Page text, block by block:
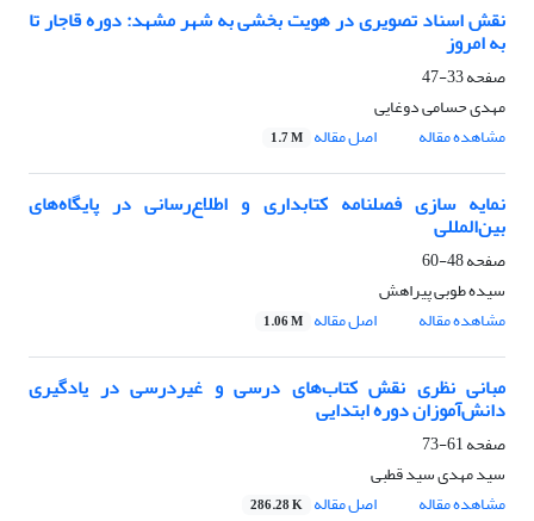
نقش اسناد تصویری در هویت بخشی به شهر مشهد: دوره قاجار تا
به امروز
صفحه33-47
مهدی حسامی دوغایی
مشاهده مقاله
اصل مقاله 1.7 M
نمایه سازی فصلنامه کتابداری و اطلاع‌رسانی در پایگاه‌های
بین‌المللی
صفحه48-60
سیده طوبی پیراهش
مشاهده مقاله
اصل مقاله 1.06 M
مبانی نظری نقش کتاب‌های درسی و غیردرسی در یادگیری
دانش‌آموزان دوره ابتدایی
صفحه61-73
سید مهدی سید قطبی
مشاهده مقاله
اصل مقاله 286.28 K